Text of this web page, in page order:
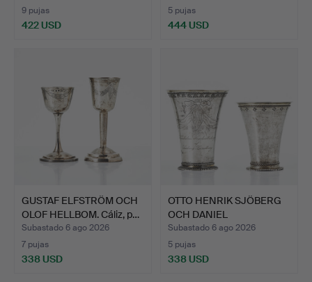
9 pujas
422 USD
5 pujas
444 USD
GUSTAF ELFSTRÖM OCH
OLOF HELLBOM. Cáliz, p…
Subastado 6 ago 2026
7 pujas
338 USD
OTTO HENRIK SJÖBERG
OCH DANIEL
POPPELMAN. …
Subastado 6 ago 2026
5 pujas
338 USD